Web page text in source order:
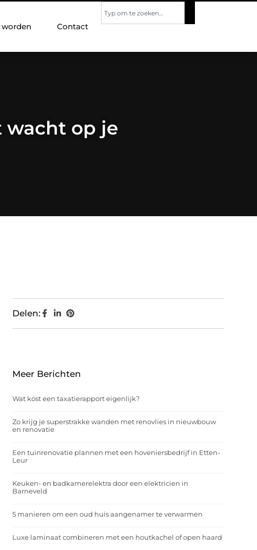
Contact
wacht op je
Delen:
Meer Berichten
Wat kost een taxatierapport eigenlijk?
Zo krijg je superstrakke wanden met renovlies in nieuwbouw
en renovatie
Een tuinrenovatie plannen met een hoveniersbedrijf in Etten-
Leur
Keuken- en badkamerelektra door een elektricien in
Barneveld
5 manieren om een oud huis aangenamer te verwarmen
Luxe laminaat combineren met een houtkachel of open haard